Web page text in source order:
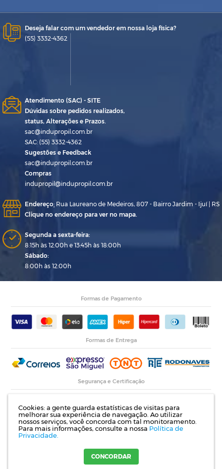
Cookies: a gente guarda estatísticas de visitas para
melhorar sua experiência de navegação. Ao utilizar
nossos serviços, você concorda com tal monitoramento.
Para mais informações, consulte a nossa Política de
Privacidade.
CONCORDAR
Deseja falar com um vendedor em nossa loja física?
(55) 3332-4362
Atendimento (SAC) - SITE
Dúvidas sobre pedidos realizados,
status, Alterações e Prazos.
sac@indupropil.com.br
SAC: (55) 3332-4362
Sugestões e Feedback
sac@indupropil.com.br
Compras
indupropil@indupropil.com.br
Endereço: Rua Laureano de Medeiros, 807 - Bairro Jardim - Ijuí | RS
Clique no endereço para ver no mapa.
Segunda a sexta-feira:
8:15h às 12:00h e 13:45h às 18:00h
Sábado:
8:00h às 12:00h
Formas de Pagamento
Formas de Entrega
Segurança e Certificação
Razão Social: Indupropil Indústria e Comércio Ltda | CNPJ: 00.774.194/0001-82 |
Rodovia RS 155, Km 1 esq. Rua Laureano de Medeiros, 782- Ijuí | RS